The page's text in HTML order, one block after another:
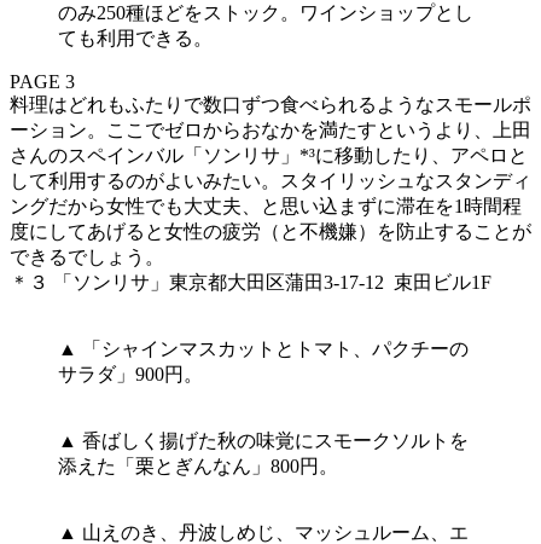
のみ250種ほどをストック。ワインショップとし
ても利用できる。
PAGE 3
料理はどれもふたりで数口ずつ食べられるようなスモールポ
ーション。ここでゼロからおなかを満たすというより、上田
さんのスペインバル「ソンリサ」*³に移動したり、アペロと
して利用するのがよいみたい。スタイリッシュなスタンディ
ングだから女性でも大丈夫、と思い込まずに滞在を1時間程
度にしてあげると女性の疲労（と不機嫌）を防止することが
できるでしょう。
＊３ 「ソンリサ」東京都大田区蒲田3-17-12 束田ビル1F
▲ 「シャインマスカットとトマト、パクチーの
サラダ」900円。
▲ 香ばしく揚げた秋の味覚にスモークソルトを
添えた「栗とぎんなん」800円。
▲ 山えのき、丹波しめじ、マッシュルーム、エ